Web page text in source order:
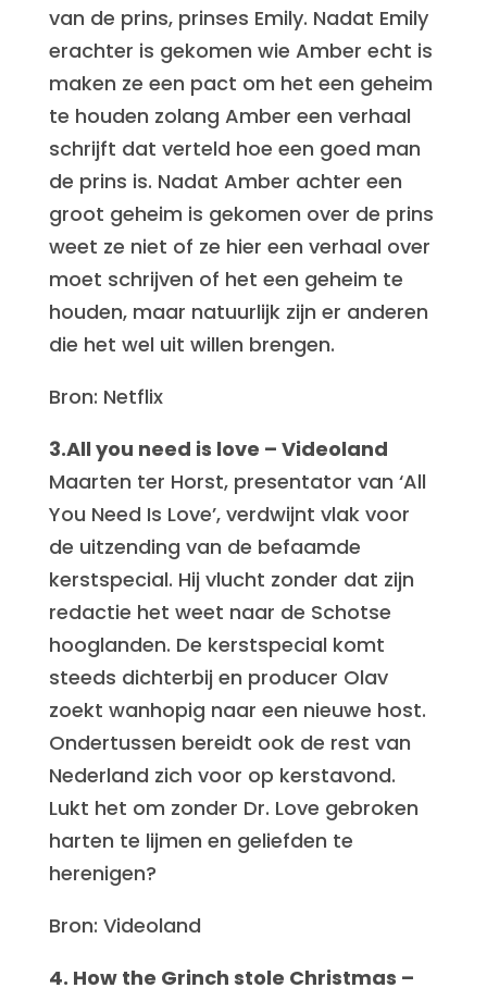
van de prins, prinses Emily. Nadat Emily
erachter is gekomen wie Amber echt is
maken ze een pact om het een geheim
te houden zolang Amber een verhaal
schrijft dat verteld hoe een goed man
de prins is. Nadat Amber achter een
groot geheim is gekomen over de prins
weet ze niet of ze hier een verhaal over
moet schrijven of het een geheim te
houden, maar natuurlijk zijn er anderen
die het wel uit willen brengen.
Bron: Netflix
3.All you need is love – Videoland
Maarten ter Horst, presentator van ‘All
You Need Is Love’, verdwijnt vlak voor
de uitzending van de befaamde
kerstspecial. Hij vlucht zonder dat zijn
redactie het weet naar de Schotse
hooglanden. De kerstspecial komt
steeds dichterbij en producer Olav
zoekt wanhopig naar een nieuwe host.
Ondertussen bereidt ook de rest van
Nederland zich voor op kerstavond.
Lukt het om zonder Dr. Love gebroken
harten te lijmen en geliefden te
herenigen?
Bron: Videoland
4. How the Grinch stole Christmas –